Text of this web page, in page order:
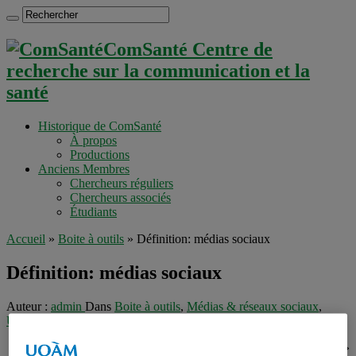
ComSanté Centre de
recherche sur la communication et la
santé
Historique de ComSanté
À propos
Productions
Anciens Membres
Chercheurs réguliers
Chercheurs associés
Étudiants
Accueil » Boite à outils » Définition: médias sociaux
Définition: médias sociaux
Auteur : admin Dans Boite à outils, Médias & réseaux sociaux,
Uncategorized
Le terme « médias sociaux »